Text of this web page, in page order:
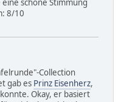
schöne Stimmung
8/10
Collection
gab es Prinz Eisenherz,
Okay, er basiert